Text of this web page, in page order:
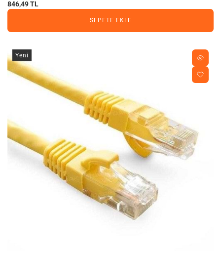
846,49 TL
SEPETE EKLE
Yeni